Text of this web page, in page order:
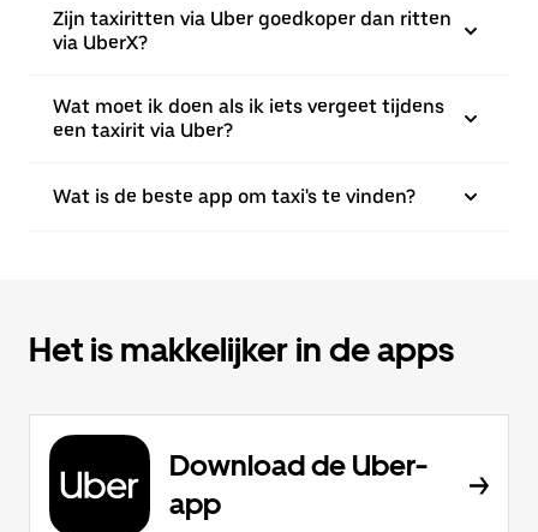
Zijn taxiritten via Uber goedkoper dan ritten
via UberX?
Wat moet ik doen als ik iets vergeet tijdens
een taxirit via Uber?
Wat is de beste app om taxi's te vinden?
Het is makkelijker in de apps
Download de Uber-
app